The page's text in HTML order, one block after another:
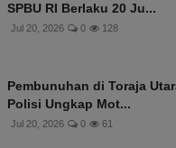
SPBU RI Berlaku 20 Ju...
Jul 20, 2026 0 128
Pembunuhan di Toraja
Polisi Ungkap Mot...
Jul 20, 2026 0 61